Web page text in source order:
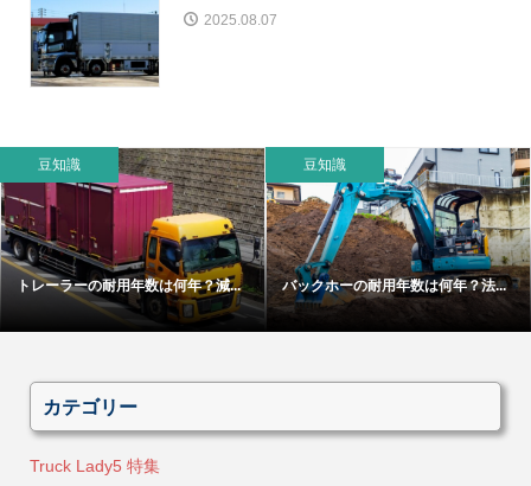
2025.08.07
豆知識
トレーラーの耐用年数は何年？減...
豆知識
バックホーの耐用年数は何年？法...
カテゴリー
Truck Lady5 特集